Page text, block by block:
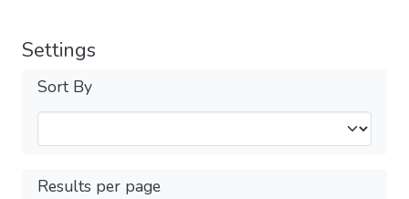
Settings
Sort By
Results per page